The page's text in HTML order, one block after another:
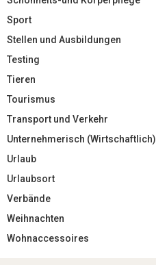
Sport
Stellen und Ausbildungen
Testing
Tieren
Tourismus
Transport und Verkehr
Unternehmerisch (Wirtschaftlich)
Urlaub
Urlaubsort
Verbände
Weihnachten
Wohnaccessoires